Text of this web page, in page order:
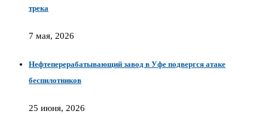
трека
7 мая, 2026
Нефтеперерабатывающий завод в Уфе подвергся атаке
беспилотников
25 июня, 2026